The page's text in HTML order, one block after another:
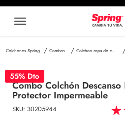
Combos Colchon ropa de cama
55% Dto
Combo Colchón
Protector Impermeable
SKU: 30205944 ★